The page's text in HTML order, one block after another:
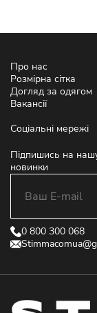
Про нас
Розмірна сітка
Догляд за одягом
Вакансії
Соціальні мережі
Підпишись на
новинки
0 800 300 068